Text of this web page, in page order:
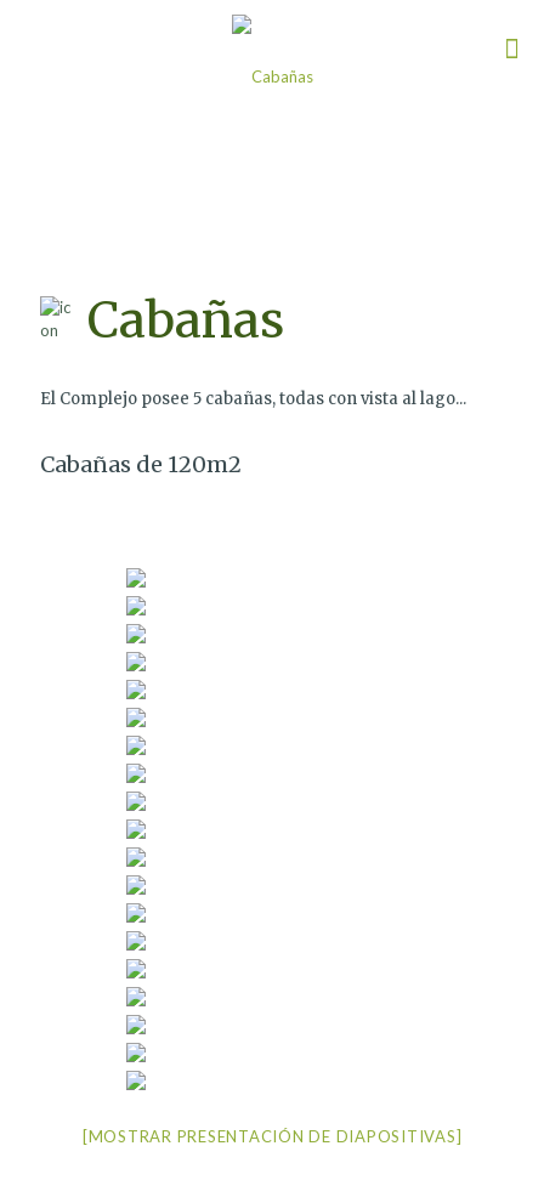
Cabañas
El Complejo posee 5 cabañas, todas con vista al lago...
Cabañas de 120m2
[MOSTRAR PRESENTACIÓN DE DIAPOSITIVAS]